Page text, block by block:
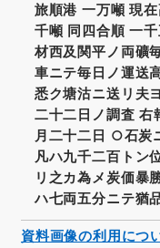
旅順港 一万噸 現
千噸 同四合順 一
材西及関平ノ両礦
車ニテ毎日ノ運送
悉ク塘沽ニ送リ夫
二十二日ノ調査 右
月二十二日 ○石炭
凡ハ九千二百トン
リ之カ為メ炭価暴
ハ七両五分ニテ猶
資料画像の利用につ